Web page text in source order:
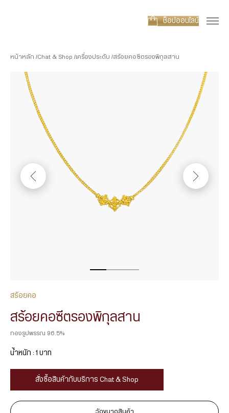
ช็อปออนไลน์
หน้าหลัก Chat & Shop เครื่องประดับ สร้อยคอซีตรองพิกุลสาน
สร้อยคอ
สร้อยคอซีตรองพิกุลสาน
ทองรูปพรรณ 96.5%
น้ำหนัก : 1 บาท
สั่งซื้อสินค้ากับบริการ Chat & Shop
วัดขนาดสินค้า